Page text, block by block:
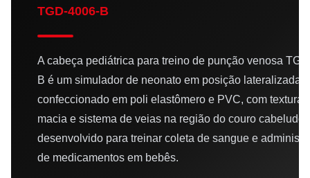
TGD-4006-B
A cabeça pediátrica para treino de punção venosa
B é um simulador de neonato em posição lateralizada,
confeccionado em poli elastômero e PVC, com textura
macia e sistema de veias na região do couro cabeludo,
desenvolvido para treinar coleta de sangue e
de medicamentos em bebês.